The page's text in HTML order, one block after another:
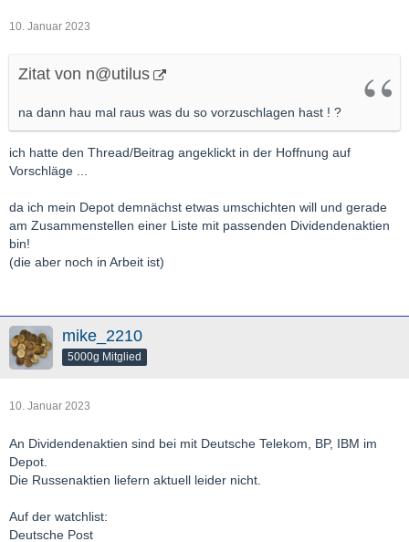
10. Januar 2023
Zitat von n@utilus
na dann hau mal raus was du so vorzuschlagen hast ! ?
ich hatte den Thread/Beitrag angeklickt in der Hoffnung auf
Vorschläge ...
da ich mein Depot demnächst etwas umschichten will und gerade
am Zusammenstellen einer Liste mit passenden Dividendenaktien
bin!
(die aber noch in Arbeit ist)
mike_2210
5000g Mitglied
10. Januar 2023
An Dividendenaktien sind bei mit Deutsche Telekom, BP, IBM im
Depot.
Die Russenaktien liefern aktuell leider nicht.
Auf der watchlist:
Deutsche Post